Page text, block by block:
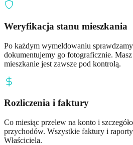
Weryfikacja stanu mieszkania
Po każdym wymeldowaniu
dokumentujemy go fotograficznie.
mieszkanie jest zawsze pod kontrolą.
Rozliczenia i faktury
Co miesiąc przelew na konto i
przychodów. Wszystkie faktury i
Właściciela.